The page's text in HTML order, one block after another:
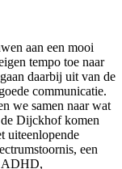
aan een mooi
tempo toe naar
daarbij uit van de
communicatie.
we samen naar wat
Dijckhof komen
uiteenlopende
een
ADHD,